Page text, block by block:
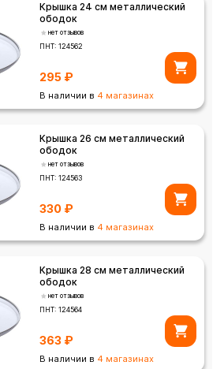
Крышка 24 см металлический
ободок
нет отзывов
ПНТ:124562
295 ₽
В наличии в 4 магазинах
Крышка 26 см металлический
ободок
нет отзывов
ПНТ:124563
330 ₽
В наличии в 4 магазинах
Крышка 28 см металлический
ободок
нет отзывов
ПНТ:124564
363 ₽
В наличии в 4 магазинах